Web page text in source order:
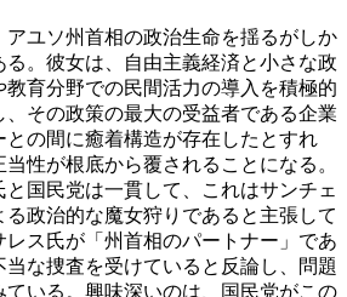
アユソ州首相の政治生命を揺るがしか
。彼女は、自由主義経済と小さな政
教育分野での民間活力の導入を積極的
その政策の最大の受益者である企業
との間に癒着構造が存在したとすれ
性が根底から覆されることになる。
国民党は一貫して、これはサンチェ
る政治的な魔女狩りであると主張して
ス氏が「州首相のパートナー」であ
当な捜査を受けていると反論し、問題
ている。興味深いのは、国民党がこの